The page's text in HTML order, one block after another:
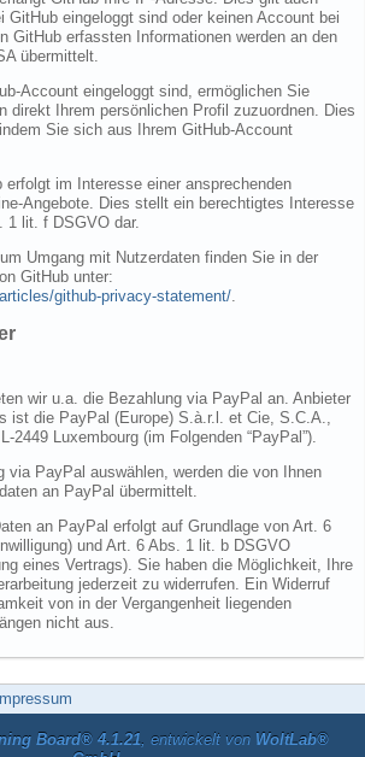
GitHub eingeloggt sind oder keinen Account bei
GitHub erfassten Informationen werden an den
übermittelt.
Account eingeloggt sind, ermöglichen Sie
direkt Ihrem persönlichen Profil zuzuordnen. Dies
Sie sich aus Ihrem GitHub-Account
erfolgt im Interesse einer ansprechenden
Angebote. Dies stellt ein berechtigtes Interesse
1 lit. f DSGVO dar.
Umgang mit Nutzerdaten finden Sie in der
GitHub unter:
github-privacy-statement/
wir u.a. die Bezahlung via PayPal an. Anbieter
ist die PayPal (Europe) S.à.r.l. et Cie, S.C.A.,
2449 Luxembourg (im Folgenden “PayPal”).
via PayPal auswählen, werden die von Ihnen
an PayPal übermittelt.
an PayPal erfolgt auf Grundlage von Art. 6
und Art. 6 Abs. 1 lit. b DSGVO
eines Vertrags). Sie haben die Möglichkeit, Ihre
jederzeit zu widerrufen. Ein Widerruf
von in der Vergangenheit liegenden
nicht aus.
Impressum
Board® 4.1.21, entwickelt von WoltLab®